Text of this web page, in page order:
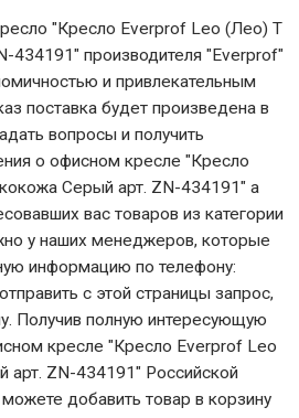
"Кресло Everprof Leo (Лео) Т
434191" производителя "Everprof"
и привлекательным
поставка будет произведена в
вопросы и получить
о офисном кресле "Кресло
Серый арт. ZN-434191" а
вас товаров из категории
у наших менеджеров, которые
информацию по телефону:
с этой страницы запрос,
Получив полную интересующую
кресле "Кресло Everprof Leo
ZN-434191" Российской
добавить товар в корзину